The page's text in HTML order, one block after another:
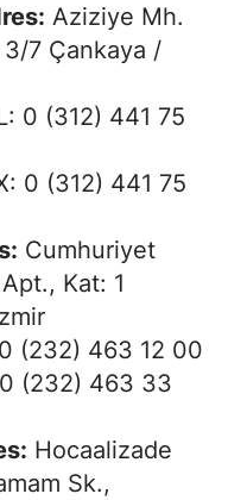
Aziziye Mh.
7 Çankaya /
0 (312) 441 75
0 (312) 441 75
Cumhuriyet
Kat: 1
(232) 463 12 00
0 (232) 463 33
Hocaalizade
Sk.,